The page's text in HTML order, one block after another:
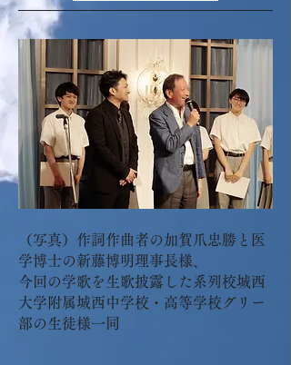
（写真）作詞作曲者の加賀爪忠勝と医
学博士の新藤博明理事長様、
今回の学歌を生歌披露した系列校城西
大学附属城西中学校・高等学校グリー
部の生徒様一同